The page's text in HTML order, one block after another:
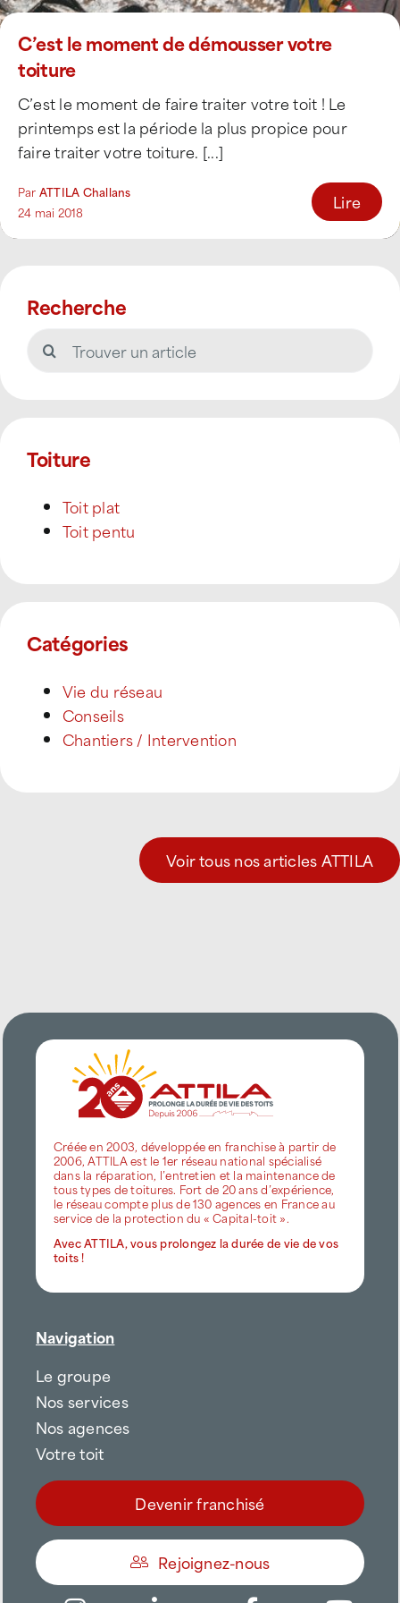
C’est le moment de démousser votre
toiture
C’est le moment de faire traiter votre toit ! Le
printemps est la période la plus propice pour
faire traiter votre toiture. [...]
Par ATTILA Challans
24 mai 2018
Lire
Recherche
Rechercher:
Toiture
Toit plat
Toit pentu
Catégories
Vie du réseau
Conseils
Chantiers / Intervention
Voir tous nos articles ATTILA
Créée en 2003, développée en franchise à partir de
2006, ATTILA est le 1er réseau national spécialisé
dans la réparation, l’entretien et la maintenance de
tous types de toitures. Fort de 20 ans d’expérience,
le réseau compte plus de 130 agences en France au
service de la protection du « Capital-toit ».
Avec ATTILA, vous prolongez la durée de vie de vos
toits !
Navigation
Le groupe
Nos services
Nos agences
Votre toit
Devenir franchisé
Rejoignez-nous